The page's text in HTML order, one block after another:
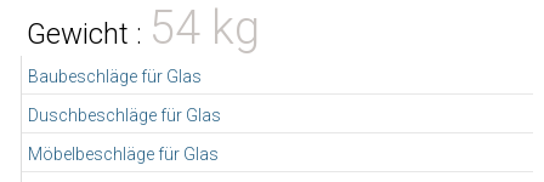
Baubeschläge für Glas
Duschbeschläge für Glas
Möbelbeschläge für Glas
Gewicht : 54 kg